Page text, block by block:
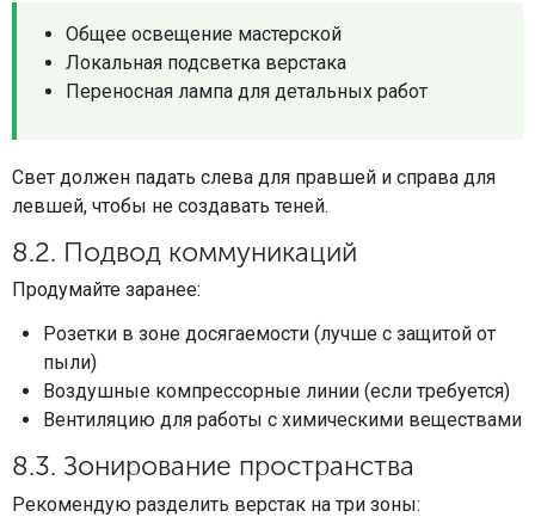
Общее освещение мастерской
Локальная подсветка верстака
Переносная лампа для детальных работ
Свет должен падать слева для правшей и справа для
левшей, чтобы не создавать теней.
8.2. Подвод коммуникаций
Продумайте заранее:
Розетки в зоне досягаемости (лучше с защитой от
пыли)
Воздушные компрессорные линии (если требуется)
Вентиляцию для работы с химическими веществами
8.3. Зонирование пространства
Рекомендую разделить верстак на три зоны: